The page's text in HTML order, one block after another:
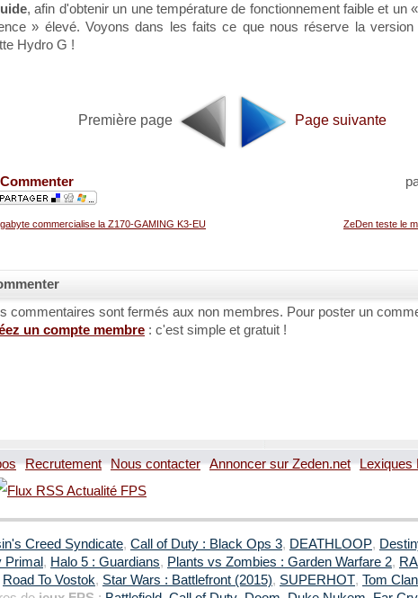
Conclusion
, afin d'obtenir un une température de fonctionnement faible et un
» élevé. Voyons dans les faits ce que nous réserve la
Hydro G !
Première page Page suivante
Commenter
ZeDen teste le
commercialise la Z170-GAMING K3-EU
commentaires sont fermés aux non membres. Pour poster un
un compte membre : c'est simple et gratuit !
Recrutement Nous contacter Annoncer sur Zeden.net Lexiques
Creed Syndicate, Call of Duty : Black Ops 3, DEATHLOOP,
Primal , Halo 5 : Guardians, Plants vs Zombies : Garden Warfare 2,
Road To Vostok, Star Wars : Battlefront (2015), SUPERHOT, Tom